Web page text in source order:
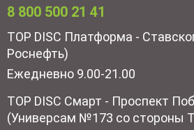
8 800 500 21 41
TOP DISC Платформа -
Роснефть)
Ежедневно 9.00-21.00
TOP DISC Смарт - Проспект
(Универсам №173 со стороны